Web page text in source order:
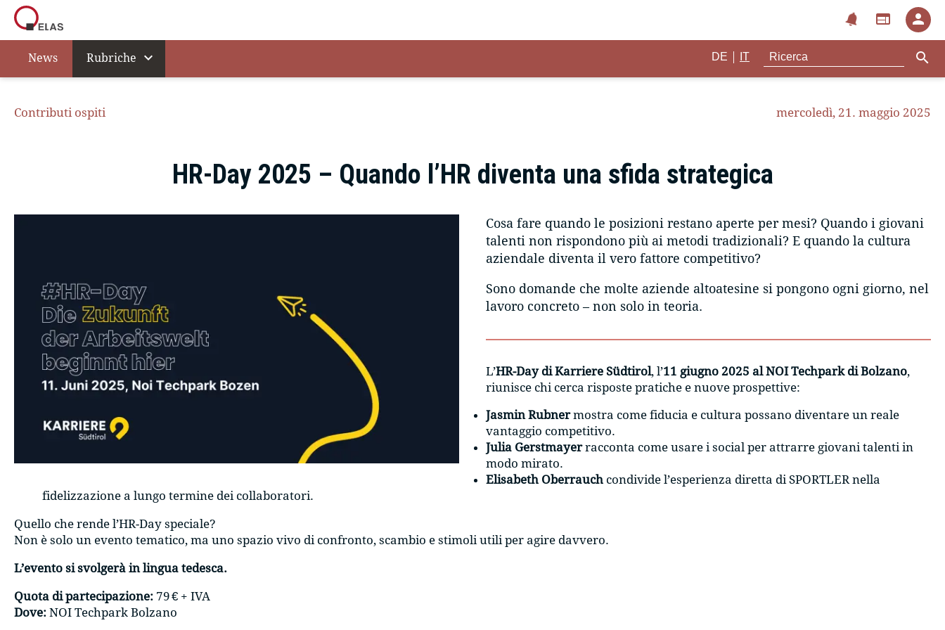
notifications web person
News Rubriche expand_more DE IT search
Contributi ospiti mercoledì, 21. maggio 2025
HR-Day 2025 – Quando l’HR diventa una sfida strategica
Cosa fare quando le posizioni restano aperte per mesi? Quando i giovani
talenti non rispondono più ai metodi tradizionali? E quando la cultura
aziendale diventa il vero fattore competitivo?
Sono domande che molte aziende altoatesine si pongono ogni giorno, nel
lavoro concreto – non solo in teoria.
L’HR-Day di Karriere Südtirol, l’11 giugno 2025 al NOI Techpark di Bolzano,
riunisce chi cerca risposte pratiche e nuove prospettive:
Jasmin Rubnermostra come fiducia e cultura possano diventare un reale
vantaggio competitivo.
Julia Gerstmayerracconta come usare i social per attrarre giovani talenti in
modo mirato.
Elisabeth Oberrauch condivide l’esperienza diretta di SPORTLER nella
fidelizzazione a lungo termine dei collaboratori.
Quello che rende l’HR-Day speciale?
Non è solo un evento tematico, ma uno spazio vivo di confronto, scambio e stimoli utili per agire davvero.
L’evento si svolgerà in lingua tedesca.
Quota di partecipazione: 79 € + IVA
Dove: NOI Techpark Bolzano